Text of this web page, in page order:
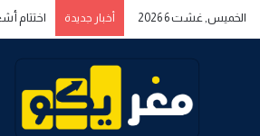
الخميس, غشت 6 2026 أخبار جديدة اختتام